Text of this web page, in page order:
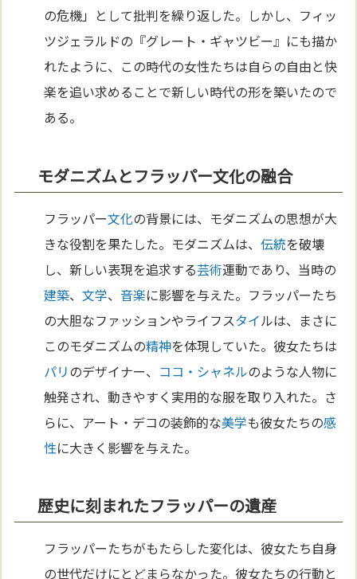
の危機」として批判を繰り返した。しかし、フィッ
ツジェラルドの『グレート・ギャツビー』にも描か
れたように、この時代の女性たちは自らの自由と快
楽を追い求めることで新しい時代の形を築いたので
ある。
モダニズムとフラッパー文化の融合
フラッパー文化の背景には、モダニズムの思想が大
きな役割を果たした。モダニズムは、伝統を破壊
し、新しい表現を追求する芸術運動であり、当時の
建築、文学、音楽に影響を与えた。フラッパーたち
の大胆なファッションやライフスタイルは、まさに
このモダニズムの精神を体現していた。彼女たちは
パリのデザイナー、 ココ・シャネルのような人物に
触発され、動きやすく実用的な服を取り入れた。さ
らに、アート・デコの装飾的な美学も彼女たちの感
性に大きく影響を与えた。
歴史に刻まれたフラッパーの遺産
フラッパーたちがもたらした変化は、彼女たち自身
の世代だけにとどまらなかった。彼女たちの行動と